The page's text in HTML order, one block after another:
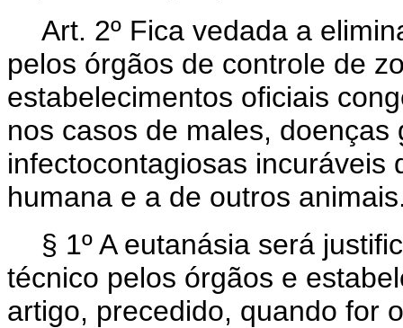
Art. 2º Fica vedada a
pelos órgãos de controle de
estabelecimentos oficiais
nos casos de males,
infectocontagiosas incuráveis
humana e a de outros
§ 1º A eutanásia será
técnico pelos órgãos e
artigo, precedido, quando for